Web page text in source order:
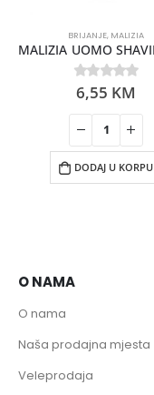
BRIJANJE, MALIZIA
0out of 5
6,55 KM
DODAJ U KORPU
O NAMA
O nama
Naša prodajna mjesta
Veleprodaja